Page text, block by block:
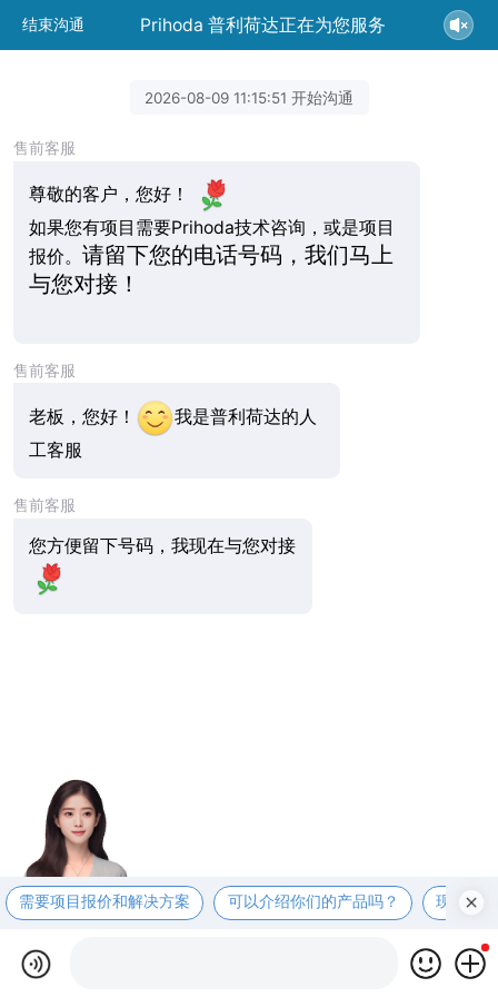
结束沟通 Prihoda 普利荷达正在为您服务
2026-08-09 11:15:51 开始沟通
售前客服
尊敬的客户，您好！
如果您有项目需要Prihoda技术咨询，或是项目
报价。 请留下您的电话号码，我们马上
与您对接！
售前客服
老板，您好！
我是普利荷达的人
工客服
售前客服
您方便留下号码，我现在与您对接
需要项目报价和解决方案 可以介绍你们的产品吗？ 现在有